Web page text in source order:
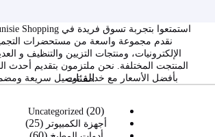
نقدم مجموعة واسعة من مستحضرات
الإلكترونيات، ومنتجات التزيين والتنظيف و
المنتجت المختلفة. نحن ملتزمون بتقديم أحدث
بأفضل الأسعار مع خدمة توصيل سريعة
الفئات
Uncategorized 20
20
منتج
أجهزة الكمبيوتر 25
25
60